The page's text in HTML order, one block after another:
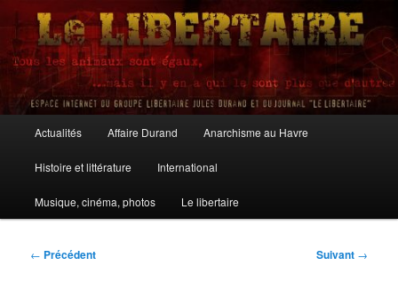
Aller
contenu
principalLe Libertaire
principal
Actualités Affaire Durand Anarchisme au Havre
Histoire et littérature International
Musique, cinéma, photos Le libertaire
Navigation
← Précédent Suivant →